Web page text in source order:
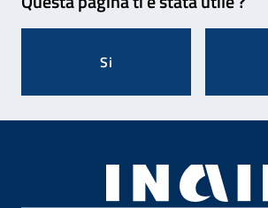
Si